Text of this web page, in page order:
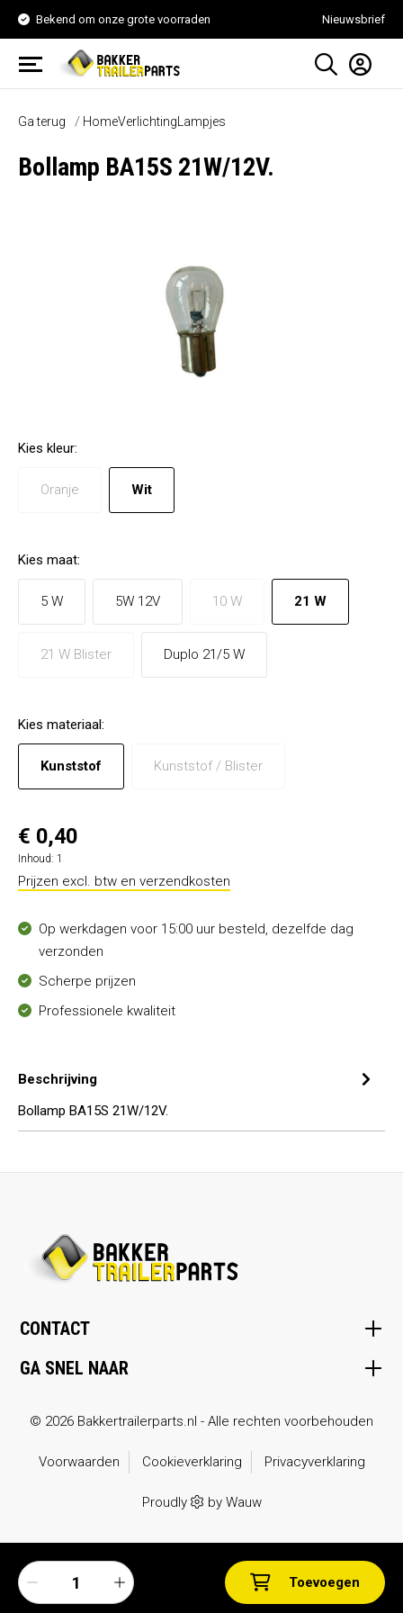
Bekend om onze grote voorraden Nieuwsbrief
Ga terug HomeVerlichting Lampjes
Bollamp BA15S 21W/12V.
Kies kleur:
Oranje Wit
Kies maat:
5 W 5W 12V 10 W 21 W
21 W Blister Duplo 21/5 W
Kies materiaal:
Kunststof Kunststof / Blister
€ 0,40
Inhoud: 1
Prijzen excl. btw en verzendkosten
Toevoegen
Op werkdagen voor 15:00 uur besteld, dezelfde dag
verzonden
Scherpe prijzen
Professionele kwaliteit
Beschrijving
Bollamp BA15S 21W/12V.
CONTACT
GA SNEL NAAR
© 2026 Bakkertrailerparts.nl - Alle rechten voorbehouden
Voorwaarden Cookieverklaring Privacyverklaring
Proudly by Wauw